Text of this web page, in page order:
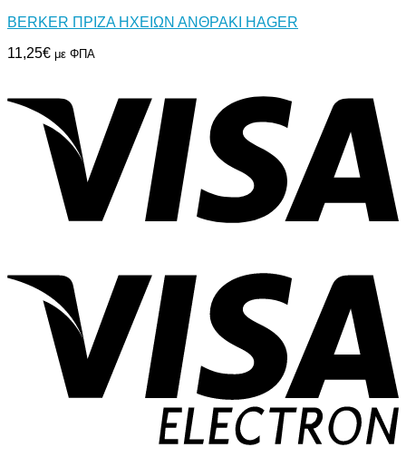
BERKER ΠΡΙΖΑ ΗΧΕΙΩΝ ΑΝΘΡΑΚΙ HAGER
11,25€ με ΦΠΑ